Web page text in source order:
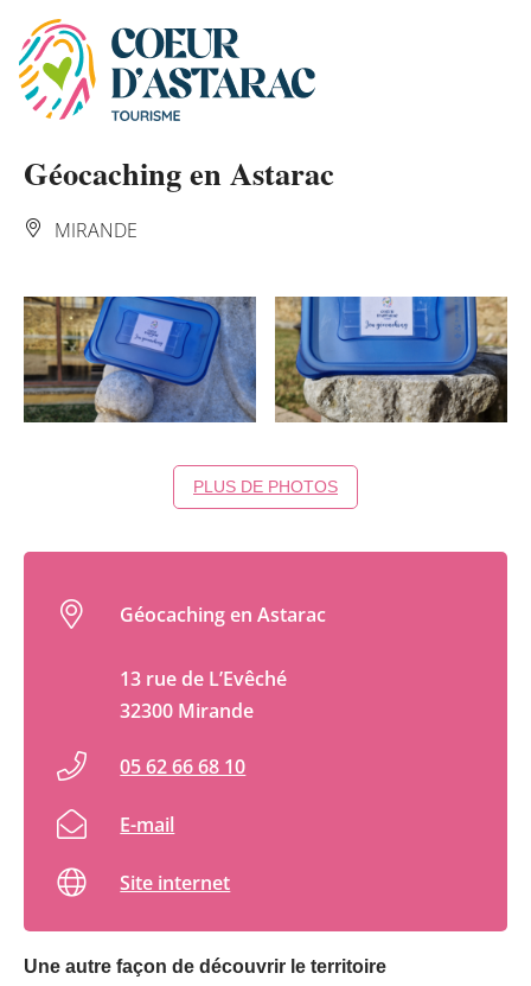
Panneau de gestion des cookies
Géocaching en Astarac
MIRANDE
PLUS DE PHOTOS
Une autre façon de découvrir le territoire
Géocaching en Astarac
13 rue de L’Evêché
32300 Mirande
05 62 66 68 10
E-mail
Site internet